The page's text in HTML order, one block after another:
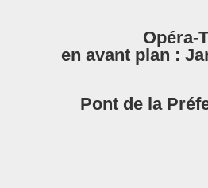
Opéra-
en avant plan :
Pont de la